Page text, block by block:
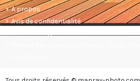
A propos
Avis de confidentialité